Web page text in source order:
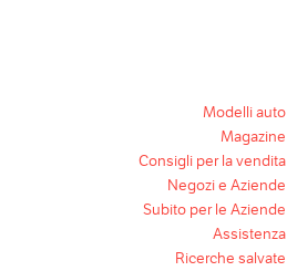
Modelli auto
Magazine
Consigli per la vendita
Negozi e Aziende
Subito per le Aziende
Assistenza
Ricerche salvate